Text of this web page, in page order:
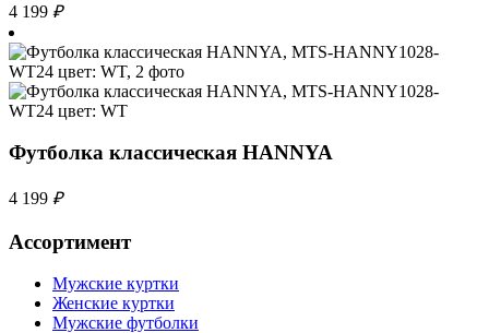
4 199 ₽
Футболка классическая HANNYA
4 199 ₽
Ассортимент
Мужские куртки
Женские куртки
Мужские футболки